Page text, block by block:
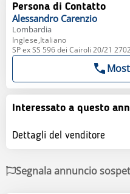
Persona di Contatto
Alessandro Carenzio
Lombardia
Inglese,Italiano
SP ex SS 596 dei Cairoli 20/21
Interessato a questo
Dettagli del venditore
Segnala annuncio